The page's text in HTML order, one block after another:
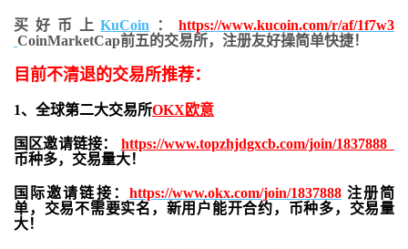
买好币上KuCoin ：https://www.kucoin.com/r/af/1f7w3
CoinMarketCap前五的交易所，注册友好操简单快捷！
目前不清退的交易所推荐：
1、全球第二大交易所OKX欧意
国区邀请链接： https://www.topzhjdgxcb.com/join/1837888
币种多，交易量大！
国际邀请链接： https://www.okx.com/join/1837888注册简
单，交易不需要实名，新用户能开合约， 币种多，交易量
大！